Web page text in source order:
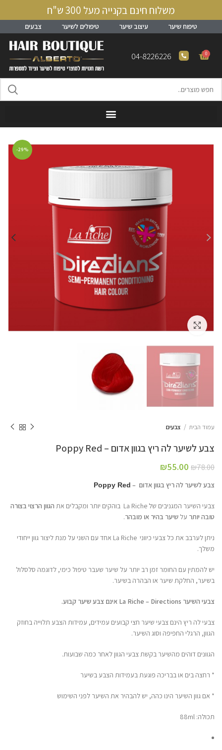
משלוח חינם בקנייה מעל 300 ש"ח
טיפוח שיער עיצוב שיער טיפולים לשיער צבעים
0
04-8226226
-29%
עמוד הבית צבעים
צבע לשיער לה ריץ בגוון אדום – Poppy Red
₪78.00
₪55.00
צבע לשיער לה ריץ בגוון אדום – Poppy Red
צבעי השיער המגניבים של La Riche בוהקים יותר ומקבלים את
הגוון הרצוי בצורה
טובה יותר על שיער בהיר או מובהר.
ניתן לערבב את כל צבעי כיווני La Riche אחד עם השני על מנת ליצור גוון ייחודי
משלך.
יש להמתין עם החומר זמן רב יותר על שיער שעבר טיפול כימי, לדוגמה סלסלול
בשיער, החלקת שיער או הבהרה בשיער.
צבעי השיער La Riche – Directions אינם צבע שיער קבוע.
צבעי לה ריץ הינם צבעי שיער חצי קבועים עמידים, עמידות הצבע תלוייה בחוזק
הגוון, הרגלי החפיפה וסוג השיער.
הגוונים דוהים מהשיער בקשת צבעי הגוון לאחר כמה שבועות.
* רחצה בים או בבריכה פוגעת בעמידות הצבע בשיער
* אם גוון השיער הינו כהה, יש להבהיר את השיער לפני השימוש
תכולה: 88ml